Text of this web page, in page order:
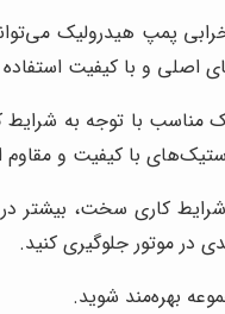
پمپ هیدرولیک
و با کیفیت استفاده
مناسب با توجه به شرایط
با کیفیت و مقاوم
شرایط کاری سخت، بیشتر
در موتور جلوگیری کنید.
بهره‌مند شوید.